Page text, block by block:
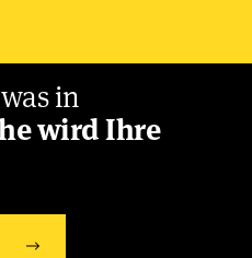
in
wird Ihre